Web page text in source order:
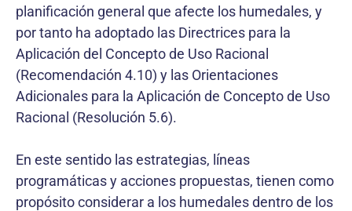
planificación general que afecte los humedales, y
por tanto ha adoptado las Directrices para la
Aplicación del Concepto de Uso Racional
(Recomendación 4.10) y las Orientaciones
Adicionales para la Aplicación de Concepto de Uso
Racional (Resolución 5.6).
En este sentido las estrategias, líneas
programáticas y acciones propuestas, tienen como
propósito considerar a los humedales dentro de los